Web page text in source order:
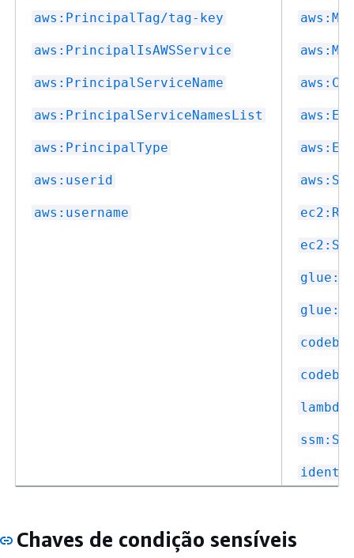
aws:PrincipalTag/tag-key
aws:PrincipalIsAWSService
aws:PrincipalServiceName
aws:PrincipalServiceNamesList
aws:PrincipalType
aws:userid
aws:username
Chaves de condição sensíveis